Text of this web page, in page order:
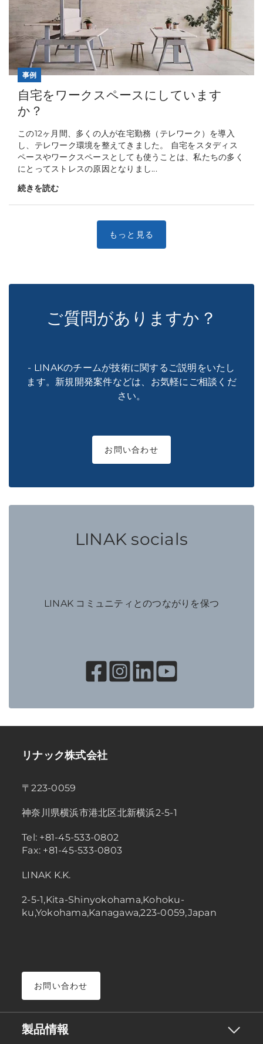
事例
自宅をワークスペースにしています
か？
この12ヶ月間、多くの人が在宅勤務（テレワーク）を導入
し、テレワーク環境を整えてきました。 自宅をスタディス
ペースやワークスペースとしても使うことは、私たちの多く
にとってストレスの原因となりまし...
続きを読む
ご質問がありますか？
- LINAKのチームが技術に関するご説明をいたし
ます。新規開発案件などは、お気軽にご相談くだ
さい。
お問い合わせ
LINAK socials
LINAK コミュニティとのつながりを保つ
リナック株式会社
〒223-0059
神奈川県横浜市港北区北新横浜2-5-1
Tel: +81-45-533-0802
Fax: +81-45-533-0803
LINAK K.K.
2-5-1,Kita-Shinyokohama,Kohoku-
ku,Yokohama,Kanagawa,223-0059,Japan
お問い合わせ
製品情報